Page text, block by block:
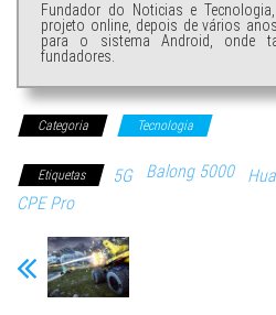
Fundador do Noticias e
projeto online, depois de vários
para o sistema Android, onde
fundadores.
Categoria Tecnologia
Etiquetas 5G Balong 5000
CPE Pro